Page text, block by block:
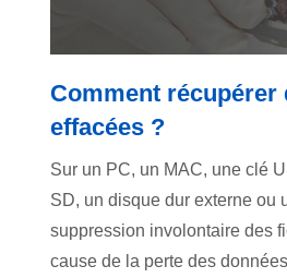
Comment récupérer
effacées ?
Sur un PC, un MAC, une clé
SD, un disque dur externe ou
suppression involontaire des
cause de la perte des